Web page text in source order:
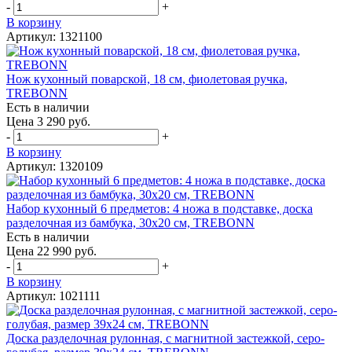
-
+
В корзину
Артикул: 1321100
Нож кухонный поварской, 18 см, фиолетовая ручка,
TREBONN
Есть в наличии
Цена 3 290 руб.
-
+
В корзину
Артикул: 1320109
Набор кухонный 6 предметов: 4 ножа в подставке, доска
разделочная из бамбука, 30х20 см, TREBONN
Есть в наличии
Цена 22 990 руб.
-
+
В корзину
Артикул: 1021111
Доска разделочная рулонная, с магнитной застежкой, серо-